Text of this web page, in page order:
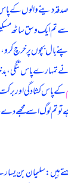
دینے والوں کے پاس
ایک وسق ساٹھ
بال بچوں پر خرچ
تمہارے پاس تنگی،
کے پاس کشادگی اور
ہے تو تم لوگ اسے مجھے
ہیں: سلیمان بن